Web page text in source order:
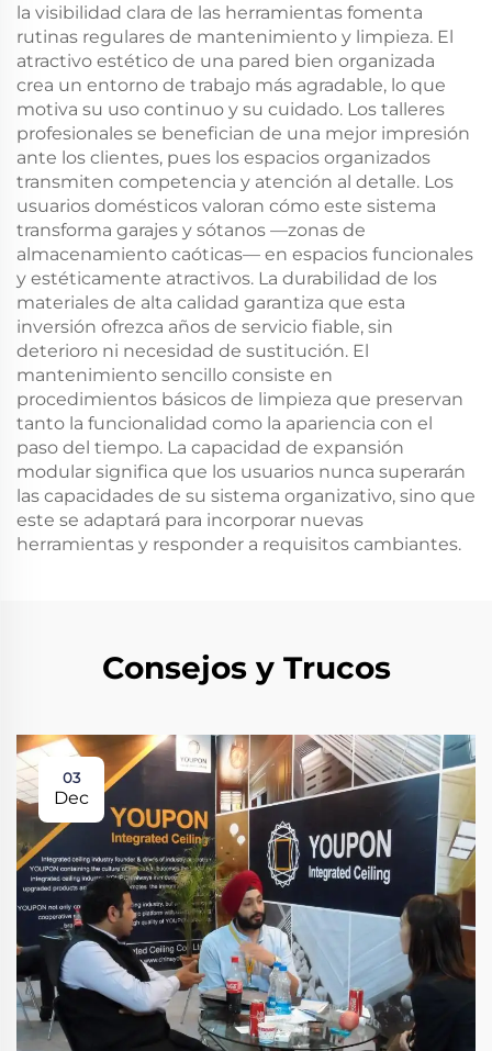
la visibilidad clara de las herramientas fomenta
rutinas regulares de mantenimiento y limpieza. El
atractivo estético de una pared bien organizada
crea un entorno de trabajo más agradable, lo que
motiva su uso continuo y su cuidado. Los talleres
profesionales se benefician de una mejor impresión
ante los clientes, pues los espacios organizados
transmiten competencia y atención al detalle. Los
usuarios domésticos valoran cómo este sistema
transforma garajes y sótanos —zonas de
almacenamiento caóticas— en espacios funcionales
y estéticamente atractivos. La durabilidad de los
materiales de alta calidad garantiza que esta
inversión ofrezca años de servicio fiable, sin
deterioro ni necesidad de sustitución. El
mantenimiento sencillo consiste en
procedimientos básicos de limpieza que preservan
tanto la funcionalidad como la apariencia con el
paso del tiempo. La capacidad de expansión
modular significa que los usuarios nunca superarán
las capacidades de su sistema organizativo, sino que
este se adaptará para incorporar nuevas
herramientas y responder a requisitos cambiantes.
Consejos y Trucos
03
Dec